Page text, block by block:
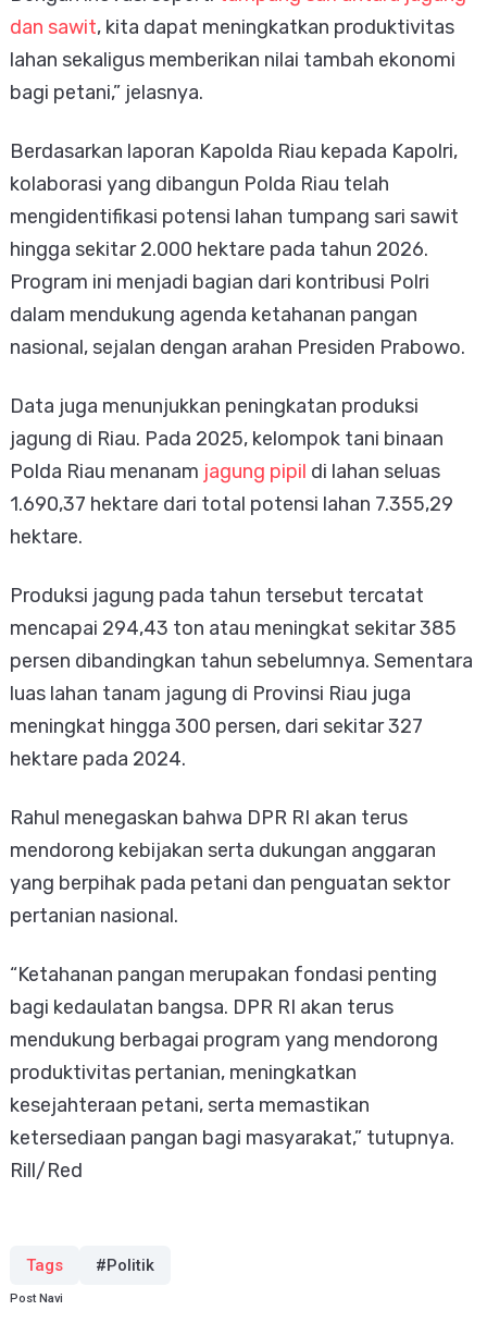
dan sawit, kita dapat meningkatkan produktivitas
lahan sekaligus memberikan nilai tambah ekonomi
bagi petani,” jelasnya.
Berdasarkan laporan Kapolda Riau kepada Kapolri,
kolaborasi yang dibangun Polda Riau telah
mengidentifikasi potensi lahan tumpang sari sawit
hingga sekitar 2.000 hektare pada tahun 2026.
Program ini menjadi bagian dari kontribusi Polri
dalam mendukung agenda ketahanan pangan
nasional, sejalan dengan arahan Presiden Prabowo.
Data juga menunjukkan peningkatan produksi
jagung di Riau. Pada 2025, kelompok tani binaan
Polda Riau menanam jagung pipil di lahan seluas
1.690,37 hektare dari total potensi lahan 7.355,29
hektare.
Produksi jagung pada tahun tersebut tercatat
mencapai 294,43 ton atau meningkat sekitar 385
persen dibandingkan tahun sebelumnya. Sementara
luas lahan tanam jagung di Provinsi Riau juga
meningkat hingga 300 persen, dari sekitar 327
hektare pada 2024.
Rahul menegaskan bahwa DPR RI akan terus
mendorong kebijakan serta dukungan anggaran
yang berpihak pada petani dan penguatan sektor
pertanian nasional.
“Ketahanan pangan merupakan fondasi penting
bagi kedaulatan bangsa. DPR RI akan terus
mendukung berbagai program yang mendorong
produktivitas pertanian, meningkatkan
kesejahteraan petani, serta memastikan
ketersediaan pangan bagi masyarakat,” tutupnya.
Rill/Red
Tags #Politik
Post Navi